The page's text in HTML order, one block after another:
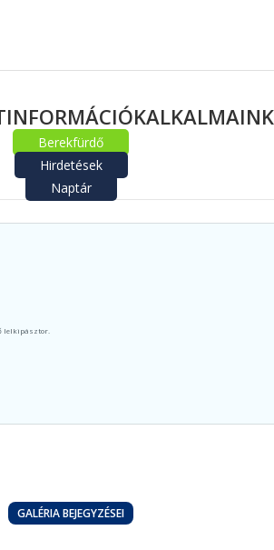
INFORMÁCIÓKALKALMAINK
Berekfürdő
Hirdetések
Naptár
lelkipásztor.
GALÉRIA BEJEGYZÉSEI